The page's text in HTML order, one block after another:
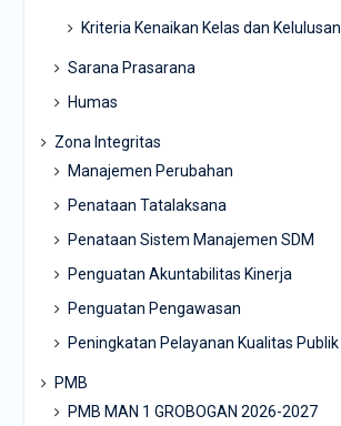
Kriteria Kenaikan Kelas dan Kelulusan
Sarana Prasarana
Humas
Zona Integritas
Manajemen Perubahan
Penataan Tatalaksana
Penataan Sistem Manajemen SDM
Penguatan Akuntabilitas Kinerja
Penguatan Pengawasan
Peningkatan Pelayanan Kualitas Publik
PMB
PMB MAN 1 GROBOGAN 2026-2027